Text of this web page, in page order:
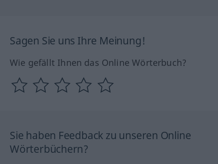
Sagen Sie uns Ihre Meinung!
Wie gefällt Ihnen das Online Wörterbuch?
Sie haben Feedback zu unseren Online
Wörterbüchern?